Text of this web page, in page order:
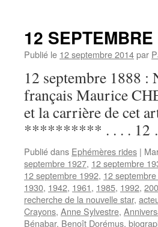
12 SEPTEMBRE
Publié le 12 septembre 2014par
12 septembre 1888 :
français Maurice
et la carrière de cet
********** . . . . 12
Publié dans Ephémères rides |
septembre 1927, 12 septembre
12 septembre 1992, 12
1930, 1942, 1961, 1985, 1992,
recherche de la nouvelle star,
Crayons, Anne Sylvestre,
Bénabar, Benoît Dorémus,